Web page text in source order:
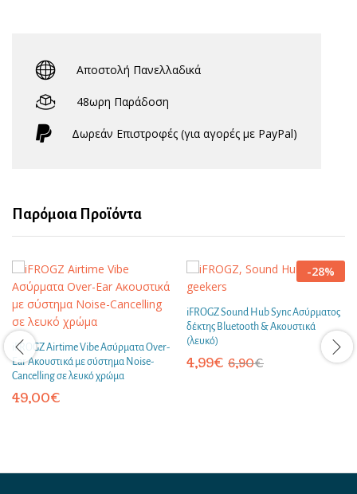
Αποστολή Πανελλαδικά
48ωρη Παράδοση
Δωρεάν Eπιστροφές (για αγορές με PayPal)
Παρόμοια Προϊόντα
iFROGZ Airtime Vibe Ασύρματα Over-
Ear Ακουστικά με σύστημα Noise-
Cancelling σε λευκό χρώμα
49,00€
-28%
iFROGZ Sound Hub Sync Ασύρματος
δέκτης Bluetooth & Ακουστικά
(λευκό)
4,99€ 6,90€